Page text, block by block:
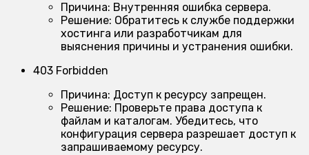
Причина: Внутренняя ошибка сервера.
Решение: Обратитесь к службе поддержки
хостинга или разработчикам для
выяснения причины и устранения ошибки.
403 Forbidden
Причина: Доступ к ресурсу запрещен.
Решение: Проверьте права доступа к
файлам и каталогам. Убедитесь, что
конфигурация сервера разрешает доступ к
запрашиваемому ресурсу.